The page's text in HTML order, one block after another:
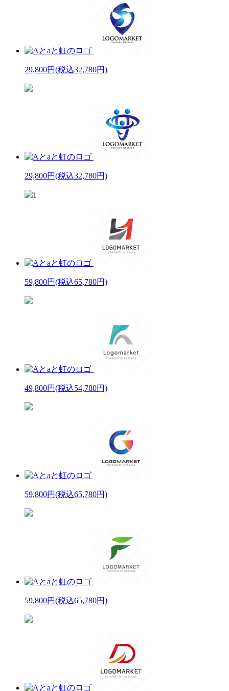
29,800円(税込32,780円)
29,800円(税込32,780円)
1
59,800円(税込65,780円)
49,800円(税込54,780円)
59,800円(税込65,780円)
59,800円(税込65,780円)